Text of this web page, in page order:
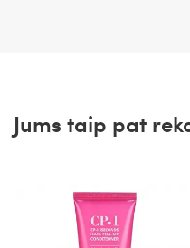
Jums taip pat